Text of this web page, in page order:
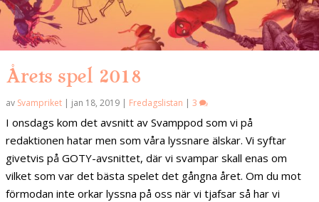
Årets spel 2018
av Svampriket | jan 18, 2019 | Fredagslistan | 3
I onsdags kom det avsnitt av Svamppod som vi på
redaktionen hatar men som våra lyssnare älskar. Vi syftar
givetvis på GOTY-avsnittet, där vi svampar skall enas om
vilket som var det bästa spelet det gångna året. Om du mot
förmodan inte orkar lyssna på oss när vi tjafsar så har vi